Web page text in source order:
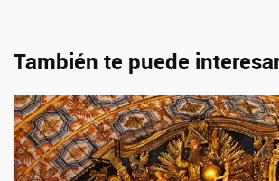
También te puede